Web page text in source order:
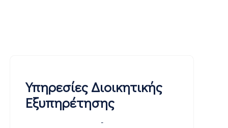
Υπηρεσίες Διοικητικής
Εξυπηρέτησης
-